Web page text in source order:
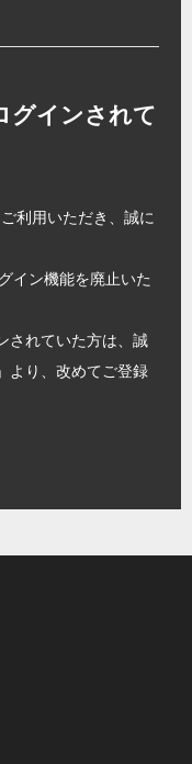
グインされて
利用いただき、誠に
イン機能を廃止いた
されていた方は、誠
より、改めてご登録